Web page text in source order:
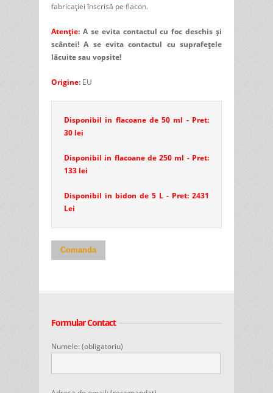
fabricației înscrisă pe flacon.
Atenție: A se evita contactul cu foc deschis şi
scântei! A se evita contactul cu suprafețele
lăcuite sau vopsite!
Origine: EU
Disponibil in flacoane de 50 ml - Pret:
30 lei
Disponibil in flacoane de 250 ml - Pret:
133 lei
Disponibil in bidon de 5 L - Pret: 2431
Lei
Comanda
Formular Contact
Numele: (obligatoriu)